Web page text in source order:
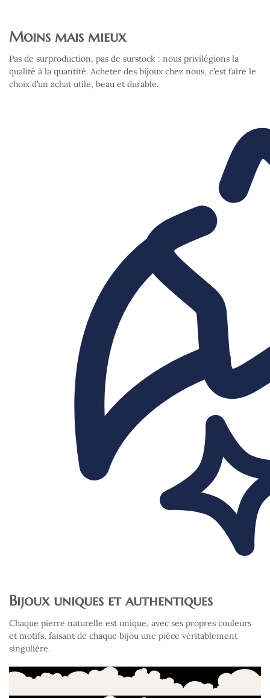
Moins mais mieux
Pas de surproduction, pas de surstock : nous privilégions la
qualité à la quantité. Acheter des bijoux chez nous, c’est faire le
choix d’un achat utile, beau et durable.
Bijoux uniques et authentiques
Chaque pierre naturelle est unique, avec ses propres couleurs
et motifs, faisant de chaque bijou une pièce véritablement
singulière.